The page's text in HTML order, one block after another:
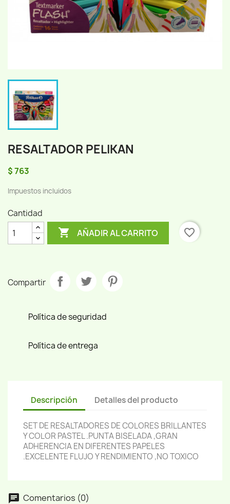
RESALTADOR PELIKAN
$ 763
Impuestos incluidos
Cantidad
 AÑADIR AL CARRITO favorite_border
Compartir
Política de seguridad
Política de entrega
Descripción Detalles del producto
SET DE RESALTADORES DE COLORES BRILLANTES
Y COLOR PASTEL .PUNTA BISELADA ,GRAN
ADHERENCIA EN DIFERENTES PAPELES
.EXCELENTE FLUJO Y RENDIMIENTO ,NO TOXICO
Comentarios (0)